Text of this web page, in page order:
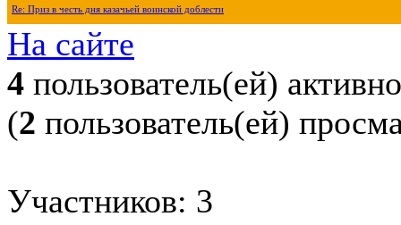
Re: Приз в честь дня казачьей воинской доблести
На сайте
4 пользователь(ей) активно
(2 пользователь(ей)
Участников: 3